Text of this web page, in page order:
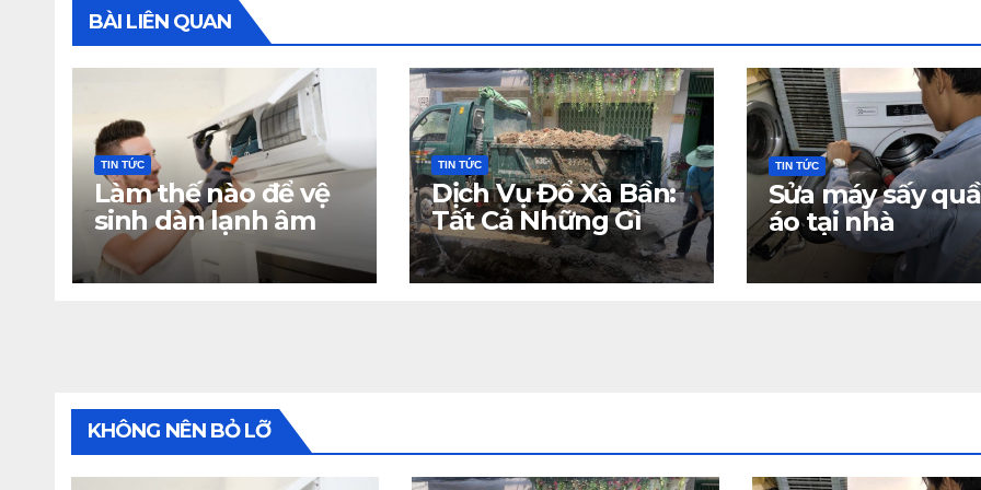
BÀI LIÊN QUAN
TIN TỨC
Làm thế nào để vệ
sinh dàn lạnh âm
trần hiệu quả tại
nhà?
TIN TỨC
Dịch Vụ Đổ Xà Bần:
Tất Cả Những Gì
Bạn Cần Biết
TIN TỨC
Sửa máy sấy
áo tại nhà
KHÔNG NÊN BỎ LỠ